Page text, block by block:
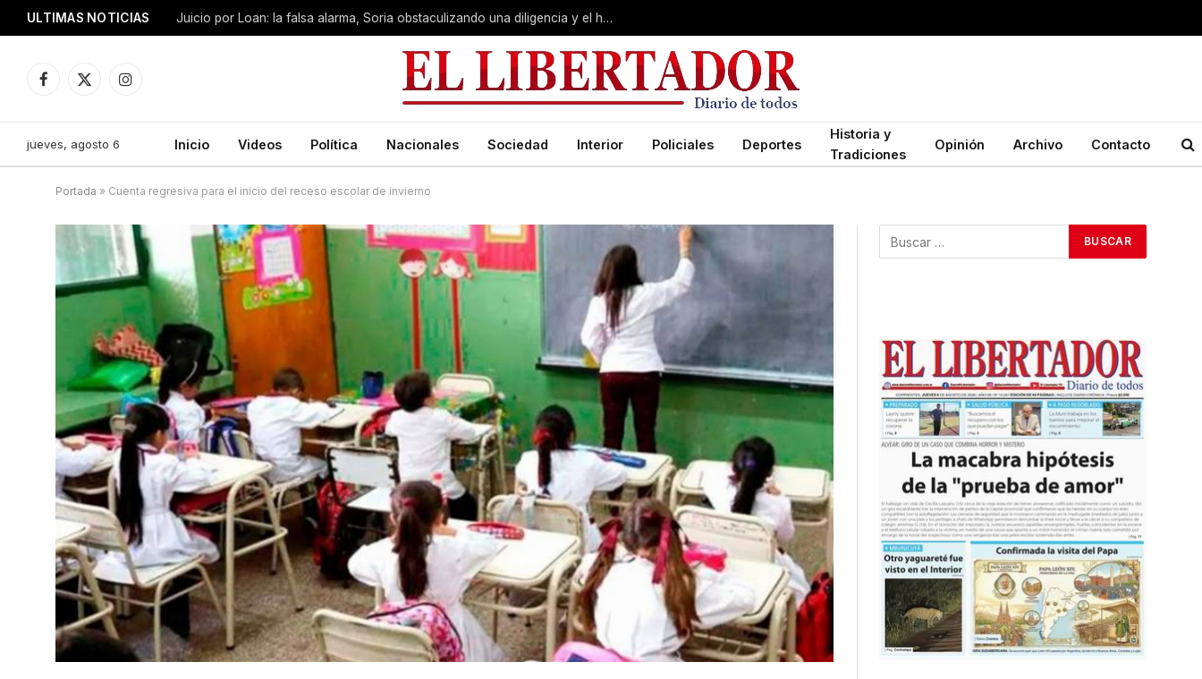
ULTIMAS NOTICIAS Juicio por Loan: la falsa alarma, Soria obstaculizando una diligencia y el hotel de la «banda»:
Facebook
X
Instagram
jueves, agosto 6 Inicio Videos Política Nacionales Sociedad Interior Policiales Deportes
Historia y
Tradiciones
Opinión Archivo Contacto
Portada » Cuenta regresiva para el inicio del receso escolar de invierno